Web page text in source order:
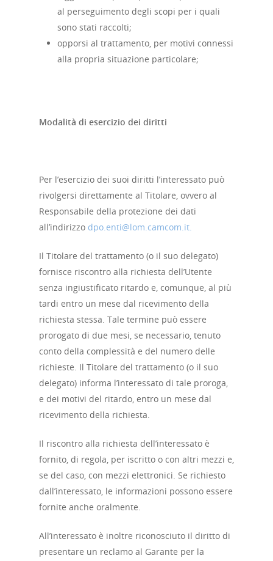
al perseguimento degli scopi per i quali
sono stati raccolti;
opporsi al trattamento, per motivi connessi
alla propria situazione particolare;
Modalità di esercizio dei diritti
Per l’esercizio dei suoi diritti l’interessato può
rivolgersi direttamente al Titolare, ovvero al
Responsabile della protezione dei dati
all’indirizzo dpo.enti@lom.camcom.it.
Il Titolare del trattamento (o il suo delegato)
fornisce riscontro alla richiesta dell’Utente
senza ingiustificato ritardo e, comunque, al più
tardi entro un mese dal ricevimento della
richiesta stessa. Tale termine può essere
prorogato di due mesi, se necessario, tenuto
conto della complessità e del numero delle
richieste. Il Titolare del trattamento (o il suo
delegato) informa l’interessato di tale proroga,
e dei motivi del ritardo, entro un mese dal
ricevimento della richiesta.
Il riscontro alla richiesta dell’interessato è
fornito, di regola, per iscritto o con altri mezzi e,
se del caso, con mezzi elettronici. Se richiesto
dall’interessato, le informazioni possono essere
fornite anche oralmente.
All’interessato è inoltre riconosciuto il diritto di
presentare un reclamo al Garante per la